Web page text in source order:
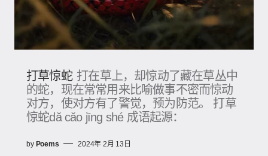
打草惊蛇 打在草上，却惊动了藏在草丛中
的蛇，现在常常用来比喻做事不密而惊动
对方，使对方有了警觉，预为防范。 打草
惊蛇dǎ cǎo jīng shé 成语起源：
by Poems 2024年 2月 13日